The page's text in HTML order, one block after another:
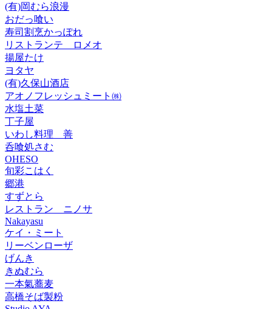
(有)岡むら浪漫
おだっ喰い
寿司割烹かっぽれ
リストランテ ロメオ
揚屋たけ
ヨタヤ
(有)久保山酒店
アオノフレッシュミート㈱
水塩土菜
丁子屋
いわし料理 善
呑喰処さむ
OHESO
旬彩こはく
郷港
すずとら
レストラン ニノサ
Nakayasu
ケイ・ミート
リーベンローザ
げんき
きぬむら
一本氣蕎麦
高橋そば製粉